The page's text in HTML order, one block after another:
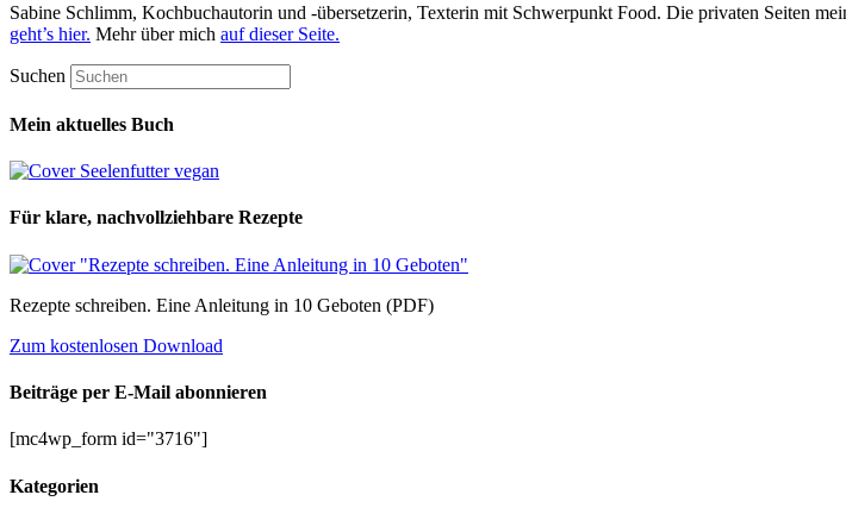
Sabine Schlimm, Kochbuchautorin und -übersetzerin, Texterin mit Schwerpunkt Food. Die privaten Seiten
geht’s hier. Mehr über mich auf dieser Seite.
Suchen
Mein aktuelles Buch
Für klare, nachvollziehbare Rezepte
Rezepte schreiben. Eine Anleitung in 10 Geboten (PDF)
Zum kostenlosen Download
Beiträge per E-Mail abonnieren
[mc4wp_form id="3716"]
Kategorien